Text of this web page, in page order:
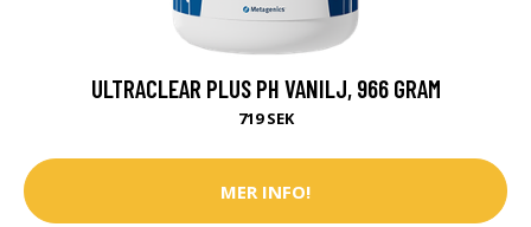
ULTRACLEAR PLUS PH VANILJ, 966 GRAM
719 SEK
MER INFO!